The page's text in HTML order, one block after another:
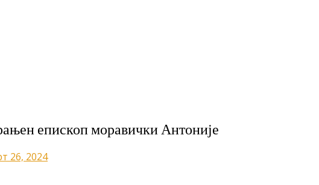
епископ моравички Антоније
26, 2024